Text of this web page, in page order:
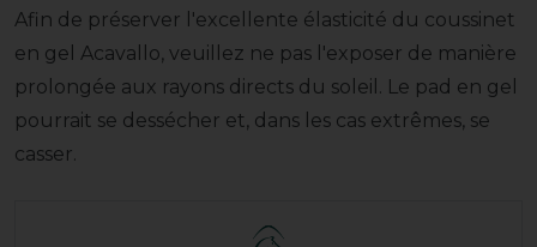
Afin de préserver l'excellente élasticité du coussinet
en gel Acavallo, veuillez ne pas l'exposer de manière
prolongée aux rayons directs du soleil. Le pad en gel
pourrait se dessécher et, dans les cas extrêmes, se
casser.